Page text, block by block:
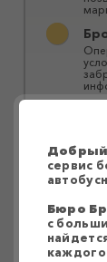
сервис
Бюро
с